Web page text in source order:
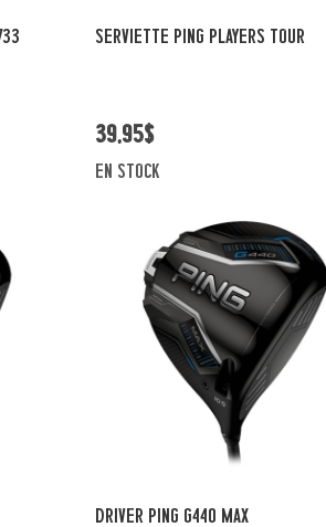
Vue rapide
SERVIETTE PING PLAYERS TOUR
39,95$
en stock
Vue rapide
DRIVER PING G440 MAX